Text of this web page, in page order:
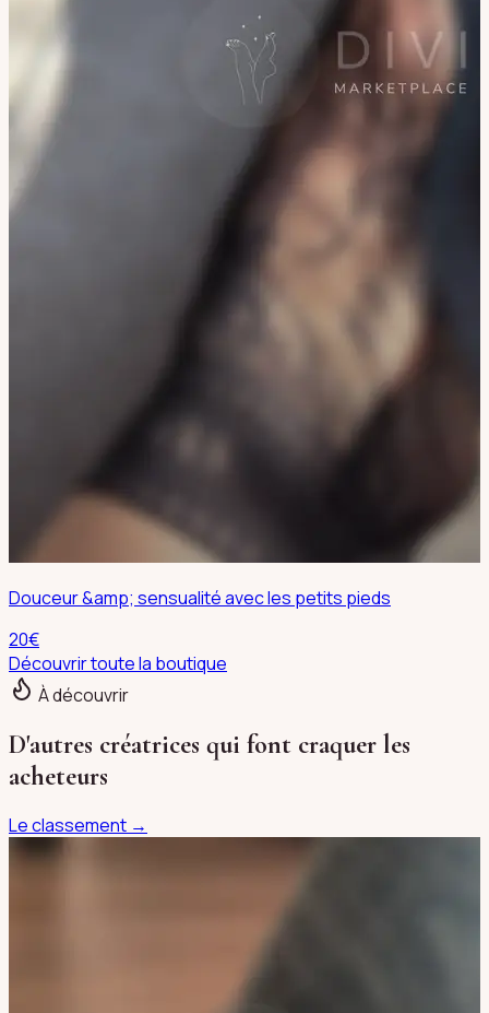
Douceur &amp; sensualité avec les petits pieds
20€
Découvrir toute la boutique
À découvrir
D'autres créatrices qui font craquer les
acheteurs
Le classement →